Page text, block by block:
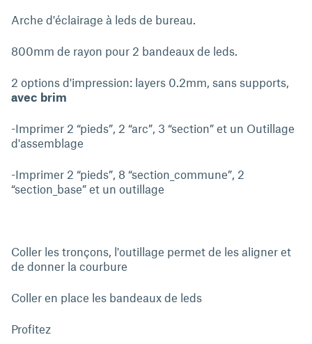
Arche d'éclairage à leds de bureau.
800mm de rayon pour 2 bandeaux de leds.
2 options d'impression: layers 0.2mm, sans supports,
avec brim
-Imprimer 2 “pieds”, 2 “arc”, 3 “section” et un Outillage
d'assemblage
-Imprimer 2 “pieds”, 8 “section_commune”, 2
“section_base” et un outillage
Coller les tronçons, l'outillage permet de les aligner et
de donner la courbure
Coller en place les bandeaux de leds
Profitez